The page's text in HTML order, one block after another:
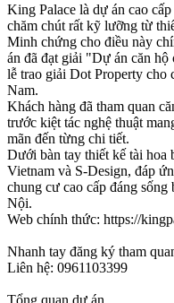
King Palace là dự án cao
chăm chút rất kỹ lưỡng từ
Minh chứng cho điều này
án đã đạt giải "Dự án căn
lễ trao giải Dot Property cho
Nam.
Khách hàng đã tham quan
trước kiệt tác nghệ thuật
mãn đến từng chi tiết.
Dưới bàn tay thiết kế tài hoa
Vietnam và S-Design, đáp
chung cư cao cấp đáng
Nội.
Web chính thức: https://
Nhanh tay đăng ký tham
Liên hệ: 0961103399
Tổng quan dự án.